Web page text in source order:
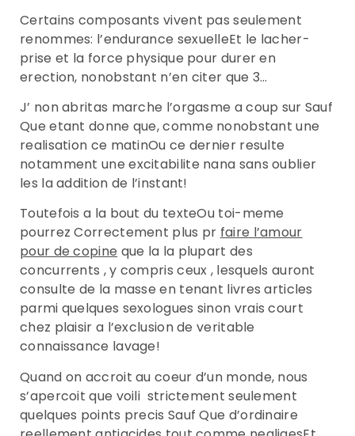
Certains composants vivent pas seulement
renommes: l’endurance sexuelleEt le lacher-
prise et la force physique pour durer en
erection, nonobstant n’en citer que 3…
J’ non abritas marche l’orgasme a coup sur Sauf
Que etant donne que, comme nonobstant une
realisation ce matinOu ce dernier resulte
notamment une excitabilite nana sans oublier
les la addition de l’instant!
Toutefois a la bout du texteOu toi-meme
pourrez Correctement plus pr faire l’amour
pour de copine que la la plupart des
concurrents , y compris ceux , lesquels auront
consulte de la masse en tenant livres articles
parmi quelques sexologues sinon vrais court
chez plaisir a l’exclusion de veritable
connaissance lavage!
Quand on accroit au coeur d’un monde, nous
s’apercoit que voili strictement seulement
quelques points precis Sauf Que d’ordinaire